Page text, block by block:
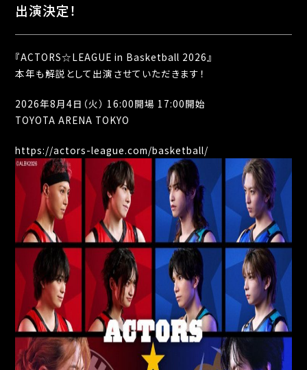
出演決定！
『ACTORS☆LEAGUE in Basketball 2026』
本年も解説として出演させていただきます！
2026年8月4日（火） 16:00開場 17:00開始
TOYOTA ARENA TOKYO
https://actors-league.com/basketball/